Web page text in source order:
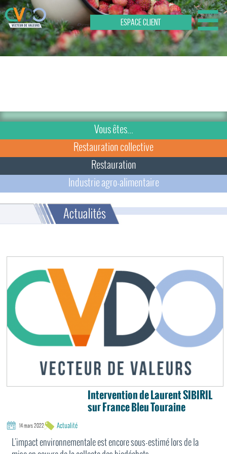
☰
ESPACE CLIENT
Vous êtes...
Restauration collective
Restauration
Industrie agro-alimentaire
Intervention de Laurent SIBIRIL
sur France Bleu Touraine
14 mars 2022 Actualité
L'impact environnementale est encore sous-estimé lors de la